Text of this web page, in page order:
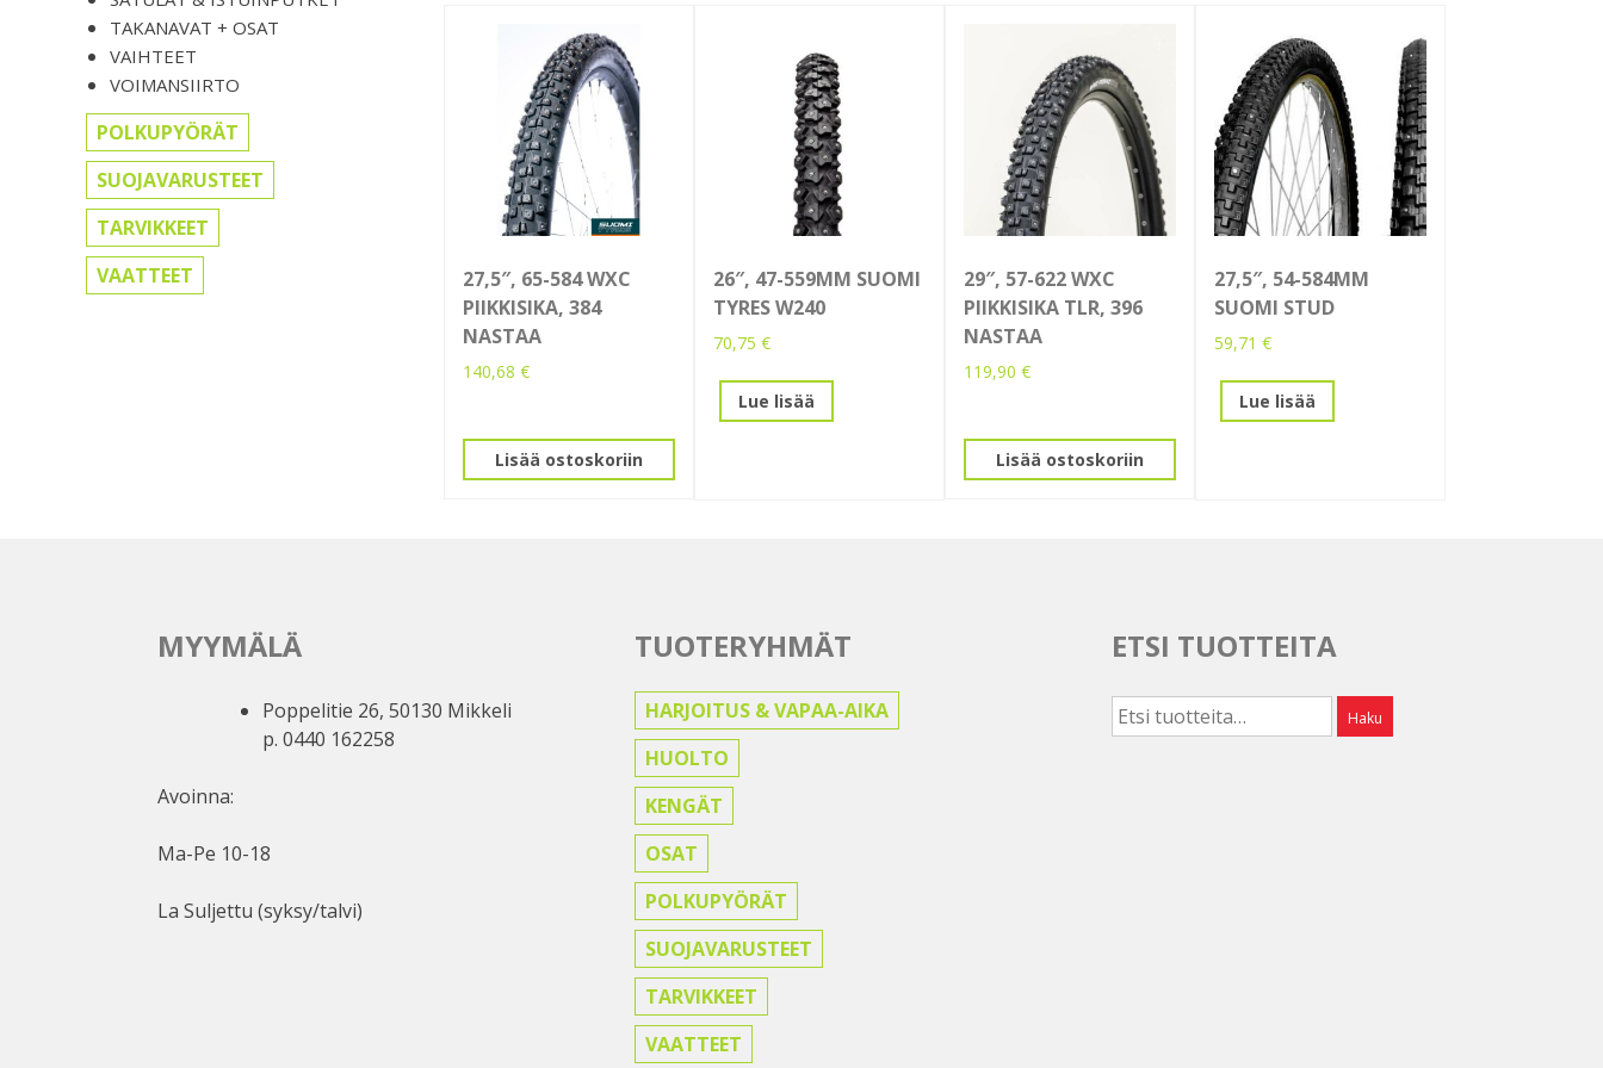
TAKANAVAT + OSAT
VAIHTEET
VOIMANSIIRTO
POLKUPYÖRÄT
SUOJAVARUSTEET
TARVIKKEET
VAATTEET
27,5″, 65-584 WXC
PIIKKISIKA, 384
NASTAA
140,68 €
Lisää ostoskoriin
26″, 47-559MM SUOMI
TYRES W240
70,75 €
Lue lisää
29″, 57-622 WXC
PIIKKISIKA TLR, 396
NASTAA
119,90 €
Lisää ostoskoriin
27,5″, 54-584MM
SUOMI STUD
59,71 €
Lue lisää
MYYMÄLÄ
Poppelitie 26, 50130 Mikkeli
p. 0440 162258
Avoinna:
Ma-Pe 10-18
La Suljettu (syksy/talvi)
TUOTERYHMÄT
HARJOITUS & VAPAA-AIKA
HUOLTO
KENGÄT
OSAT
POLKUPYÖRÄT
SUOJAVARUSTEET
TARVIKKEET
VAATTEET
ETSI TUOTTEITA
Etsi: Haku